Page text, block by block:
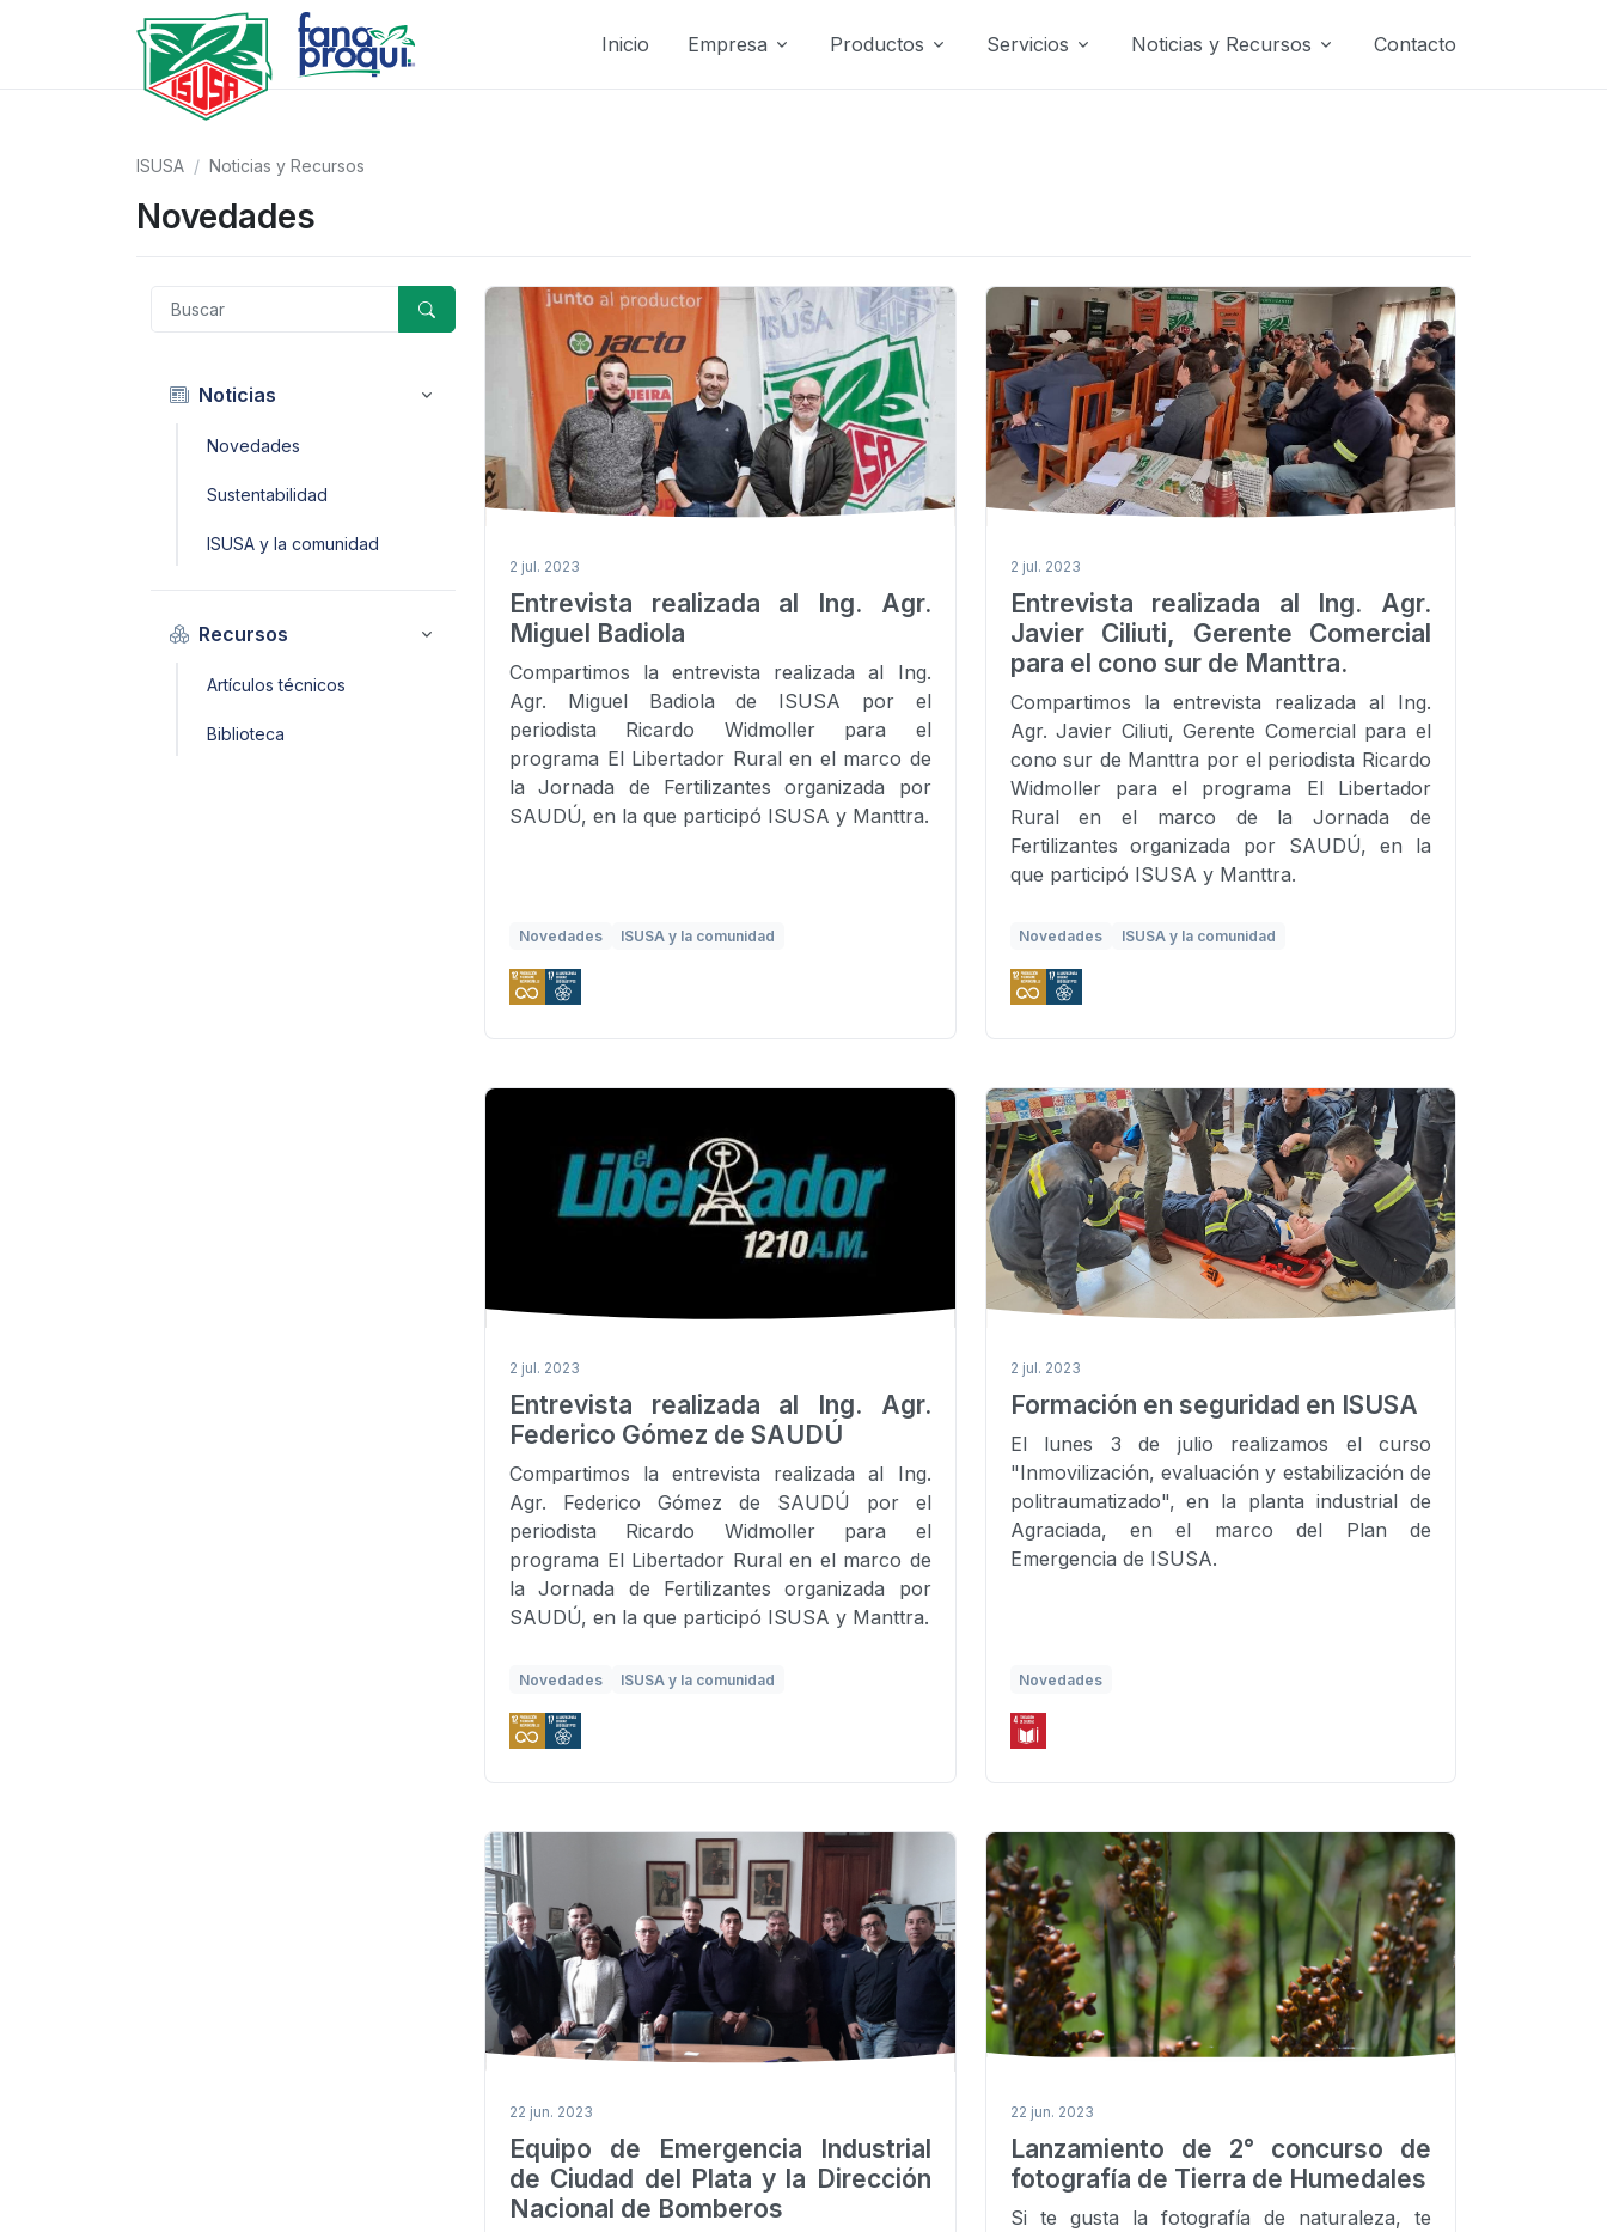
Inicio Empresa Productos Servicios Noticias y Recursos Contacto
ISUSA Noticias y Recursos
Novedades
Noticias
Novedades
Sustentabilidad
ISUSA y la comunidad
Recursos
Artículos técnicos
Biblioteca
2 jul. 2023
Entrevista realizada al Ing. Agr.
Miguel Badiola
Compartimos la entrevista realizada al Ing.
Agr. Miguel Badiola de ISUSA por el
periodista Ricardo Widmoller para el
programa El Libertador Rural en el marco de
la Jornada de Fertilizantes organizada por
SAUDÚ, en la que participó ISUSA y Manttra.
Novedades ISUSA y la comunidad
2 jul. 2023
Entrevista realizada al Ing. Agr.
Javier Ciliuti, Gerente Comercial
para el cono sur de Manttra.
Compartimos la entrevista realizada al Ing.
Agr. Javier Ciliuti, Gerente Comercial para el
cono sur de Manttra por el periodista Ricardo
Widmoller para el programa El Libertador
Rural en el marco de la Jornada de
Fertilizantes organizada por SAUDÚ, en la
que participó ISUSA y Manttra.
Novedades ISUSA y la comunidad
2 jul. 2023
Entrevista realizada al Ing. Agr.
Federico Gómez de SAUDÚ
Compartimos la entrevista realizada al Ing.
Agr. Federico Gómez de SAUDÚ por el
periodista Ricardo Widmoller para el
programa El Libertador Rural en el marco de
la Jornada de Fertilizantes organizada por
SAUDÚ, en la que participó ISUSA y Manttra.
Novedades ISUSA y la comunidad
2 jul. 2023
Formación en seguridad en ISUSA
El lunes 3 de julio realizamos el curso
"Inmovilización, evaluación y estabilización de
politraumatizado", en la planta industrial de
Agraciada, en el marco del Plan de
Emergencia de ISUSA.
Novedades
22 jun. 2023
Equipo de Emergencia Industrial
de Ciudad del Plata y la Dirección
Nacional de Bomberos
22 jun. 2023
Lanzamiento de 2° concurso de
fotografía de Tierra de Humedales
Si te gusta la fotografía de naturaleza, te